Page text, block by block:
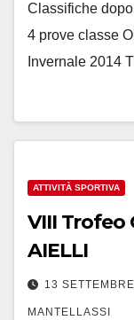
Classifiche
4 prove classe
Invernale 2014
ATTIVITÀ SPORTIVA
VIII Trofeo
AIELLI
13
MANTELLASSI